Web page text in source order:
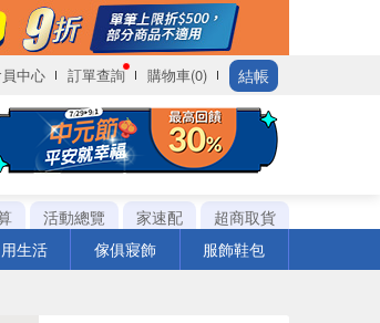
中心 訂單查詢 購物車(0) 結帳
活動總覽 家速配
超商取貨
生活 傢俱寢飾 服飾鞋包